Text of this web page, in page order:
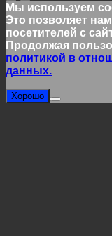
Мы используем
Это позволяет
посетителей с
Продолжая
политикой в
данных.
Хорошо